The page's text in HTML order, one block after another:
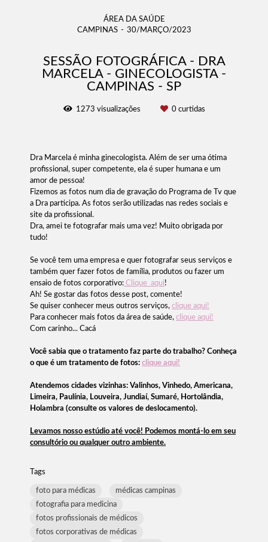
ÁREA DA SAÚDE
CAMPINAS
30/MARÇO/2023
SESSÃO FOTOGRÁFICA - DRA
MARCELA - GINECOLOGISTA -
CAMPINAS - SP
1273 visualizações 0curtidas
Dra Marcela é minha ginecologista. Além de ser uma ótima
profissional, super competente, ela é super humana e um
amor de pessoa!
Fizemos as fotos num dia de gravação do Programa de Tv que
a Dra participa. As fotos serão utilizadas nas redes sociais e
site da profissional.
Dra, amei te fotografar mais uma vez! Muito obrigada por
tudo!
Se você tem uma empresa e quer fotografar seus serviços e
também quer fazer fotos de família, produtos ou fazer um
ensaio de fotos corporativo: Clique aqui!
Ah! Se gostar das fotos desse post, comente!
Se quiser conhecer meus outros serviços, clique aqui!
Para conhecer mais fotos da área de saúde, clique aqui!
Com carinho... Cacá
Você sabia que o tratamento faz parte do trabalho? Conheça
o que é um tratamento de fotos: clique aqui!
Atendemos cidades vizinhas: Valinhos, Vinhedo, Americana,
Limeira, Paulínia, Louveira, Jundiaí, Sumaré, Hortolândia,
Holambra (consulte os valores de deslocamento).
Levamos nosso estúdio até você! Podemos montá-lo em seu
consultório ou qualquer outro ambiente.
Tags
foto para médicas
médicas campinas
fotografia para medicina
fotos profissionais de médicos
fotos corporativas de médicas